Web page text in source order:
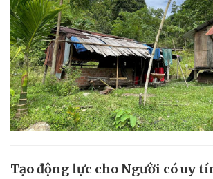
Tạo động lực cho Người có uy